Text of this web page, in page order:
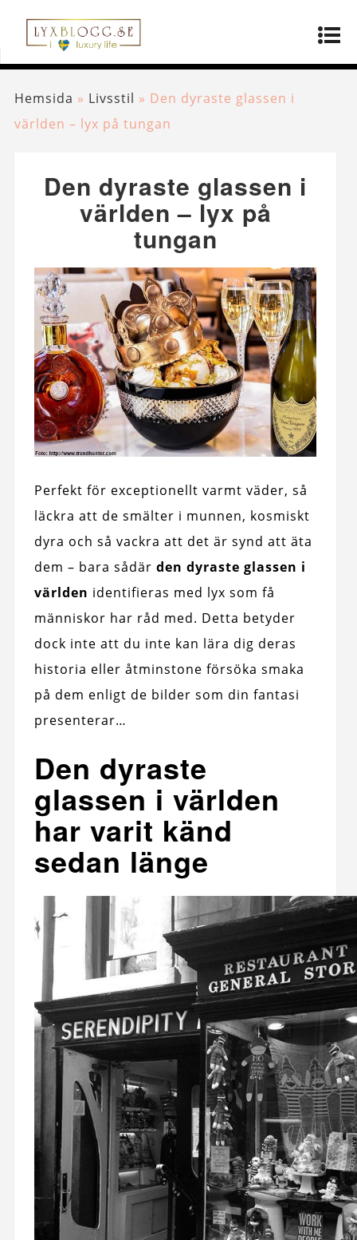
Hemsida » Livsstil » Den dyraste glassen i
världen – lyx på tungan
Den dyraste glassen i
världen – lyx på
tungan
Perfekt för exceptionellt varmt väder, så
läckra att de smälter i munnen, kosmiskt
dyra och så vackra att det är synd att äta
dem – bara sådär den dyraste glassen i
världen identifieras med lyx som få
människor har råd med. Detta betyder
dock inte att du inte kan lära dig deras
historia eller åtminstone försöka smaka
på dem enligt de bilder som din fantasi
presenterar…
Den dyraste
glassen i världen
har varit känd
sedan länge